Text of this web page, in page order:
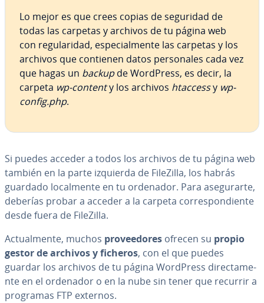
Lo mejor es que crees copias de seguridad de
todas las carpetas y archivos de tu página web
con re­gu­la­ri­dad, es­pe­cia­l­me­n­te las carpetas y los
archivos que contienen datos pe­r­so­na­les cada vez
que hagas un backupde WordPress, es decir, la
carpeta wp-contenty los archivos htaccessy wp-
config.php.
Si puedes acceder a todos los archivos de tu página web
también en la parte izquierda de FileZilla, los habrás
guardado lo­ca­l­me­n­te en tu ordenador. Para ase­gu­rar­te,
deberías probar a acceder a la carpeta co­rre­s­po­n­die­n­te
desde fuera de FileZilla.
Ac­tua­l­me­n­te, muchos pro­vee­do­res ofrecen su propio
gestor de archivos y ficheros, con el que puedes
guardar los archivos de tu página WordPress di­re­c­ta­me­
n­te en el ordenador o en la nube sin tener que recurrir a
programas FTP externos.